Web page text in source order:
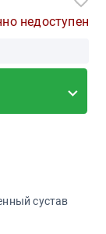
недоступен
сустав